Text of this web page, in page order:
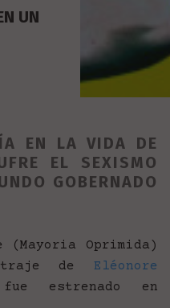
UN
EN LA VIDA DE
EL SEXISMO
GOBERNADO
(Mayoria Oprimida)
de Eléonore
estrenado en